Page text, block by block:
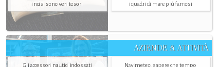
incisi sono veri tesori
i quadri di mare più famosi
AZIENDE & ATTIVITÀ
Gli accessori nautici indossati
Navimeteo, sapere che tempo